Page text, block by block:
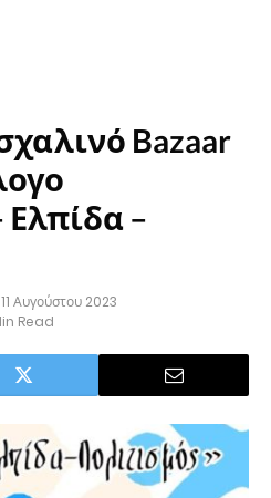
Bazaar
–
11 Αυγούστου 2023
Read